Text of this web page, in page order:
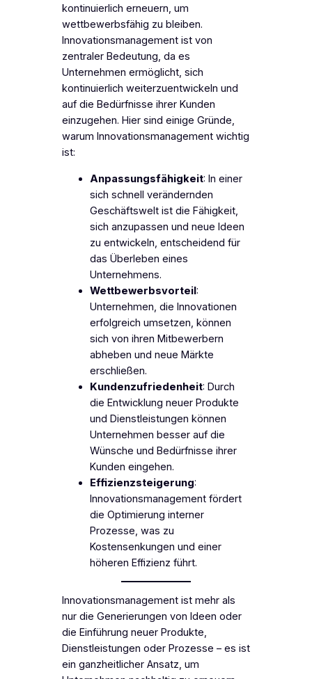
kontinuierlich erneuern, um
wettbewerbsfähig zu bleiben.
Innovationsmanagement ist von
zentraler Bedeutung, da es
Unternehmen ermöglicht, sich
kontinuierlich weiterzuentwickeln und
auf die Bedürfnisse ihrer Kunden
einzugehen. Hier sind einige Gründe,
warum Innovationsmanagement wichtig
ist:
Anpassungsfähigkeit: In einer
sich schnell verändernden
Geschäftswelt ist die Fähigkeit,
sich anzupassen und neue Ideen
zu entwickeln, entscheidend für
das Überleben eines
Unternehmens.
Wettbewerbsvorteil:
Unternehmen, die Innovationen
erfolgreich umsetzen, können
sich von ihren Mitbewerbern
abheben und neue Märkte
erschließen.
Kundenzufriedenheit: Durch
die Entwicklung neuer Produkte
und Dienstleistungen können
Unternehmen besser auf die
Wünsche und Bedürfnisse ihrer
Kunden eingehen.
Effizienzsteigerung:
Innovationsmanagement fördert
die Optimierung interner
Prozesse, was zu
Kostensenkungen und einer
höheren Effizienz führt.
Innovationsmanagement ist mehr als
nur die Generierungen von Ideen oder
die Einführung neuer Produkte,
Dienstleistungen oder Prozesse – es ist
ein ganzheitlicher Ansatz, um